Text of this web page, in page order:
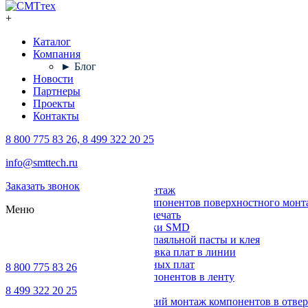
+
Каталог
Компания
► Блог
Новости
Партнеры
Проекты
Контакты
8 800 775 83 26, 8 499 322 20 25
info@smttech.ru
Заказать звонок
Меню
8 800 775 83 26
8 499 322 20 25
Поверхностный монтаж
Установка компонентов поверхностного
Трафаретная печать
Печи для пайки SMD
Дозирование паяльной пасты и клея
Транспортировка плат в линии
Ремонт печатных плат
Упаковка компонентов в ленту
Выводной монтаж
Автоматический монтаж компонентов в